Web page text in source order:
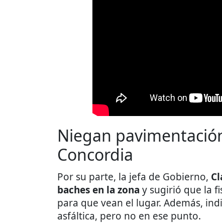
Niegan
Concordia
Por su parte, la jefa de Gobierno,
baches en la zona y sugirió que la
para que vean el lugar. Además,
asfáltica, pero no en ese punto.